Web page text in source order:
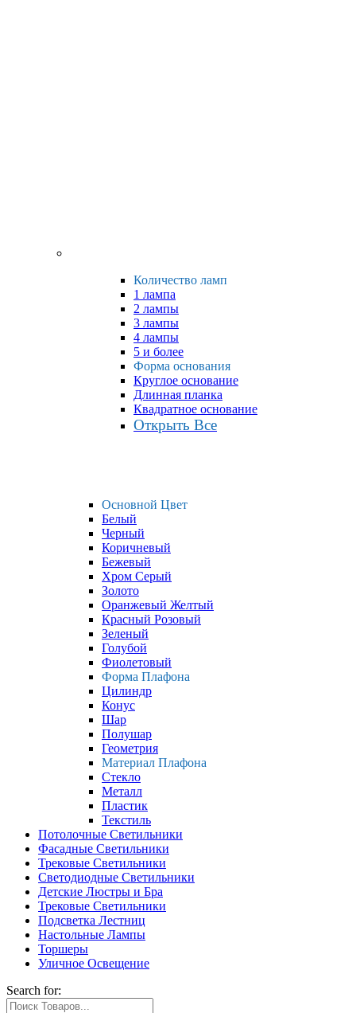
Количество ламп
1 лампа
2 лампы
3 лампы
4 лампы
5 и более
Форма основания
Круглое основание
Длинная планка
Квадратное основание
Открыть Все
Основной Цвет
Белый
Черный
Коричневый
Бежевый
Хром Серый
Золото
Оранжевый Желтый
Красный Розовый
Зеленый
Голубой
Фиолетовый
Форма Плафона
Цилиндр
Конус
Шар
Полушар
Геометрия
Материал Плафона
Стекло
Металл
Пластик
Текстиль
Потолочные Светильники
Фасадные Светильники
Трековые Светильники
Светодиодные Светильники
Детские Люстры и Бра
Трековые Светильники
Подсветка Лестниц
Настольные Лампы
Торшеры
Уличное Освещение
Search for: